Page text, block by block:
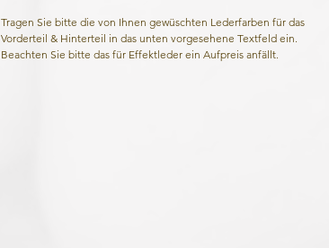
Tragen Sie bitte die von Ihnen gewüschten Lederfarben für das
Vorderteil & Hinterteil in das unten vorgesehene Textfeld ein.
Beachten Sie bitte das für Effektleder ein Aufpreis anfällt.